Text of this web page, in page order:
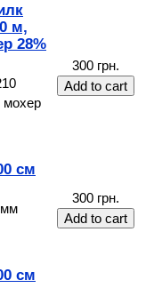
м,
28%
мохер
300 грн.
см
300 грн.
см